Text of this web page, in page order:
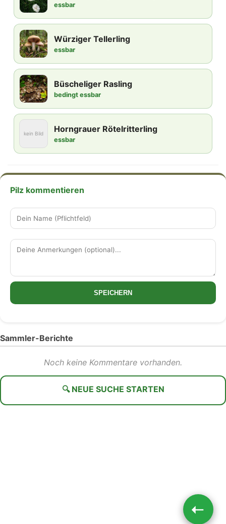
essbar
Würziger Tellerling
essbar
Büscheliger Rasling
bedingt essbar
kein Bild Horngrauer Rötelritterling
essbar
Pilz kommentieren
SPEICHERN
Sammler-Berichte
Noch keine Kommentare vorhanden.
🔍 NEUE SUCHE STARTEN
➝